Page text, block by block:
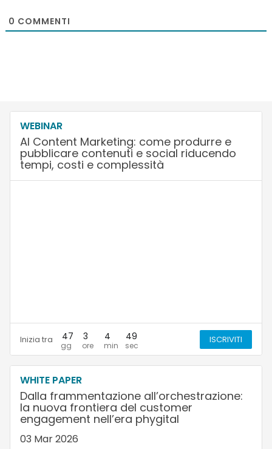
0 COMMENTI
WEBINAR
AI Content Marketing: come produrre e
pubblicare contenuti e social riducendo
tempi, costi e complessità
Inizia tra 47 3 4 48 ISCRIVITI
WHITE PAPER
Dalla frammentazione all’orchestrazione:
la nuova frontiera del customer
engagement nell’era phygital
03 Mar 2026